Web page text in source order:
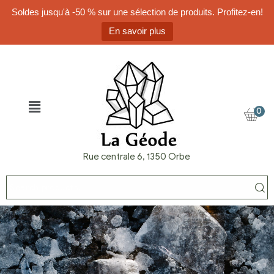
Soldes jusqu'à -50 % sur une sélection de produits. Profitez-en!
En savoir plus
Rue centrale 6, 1350 Orbe
0